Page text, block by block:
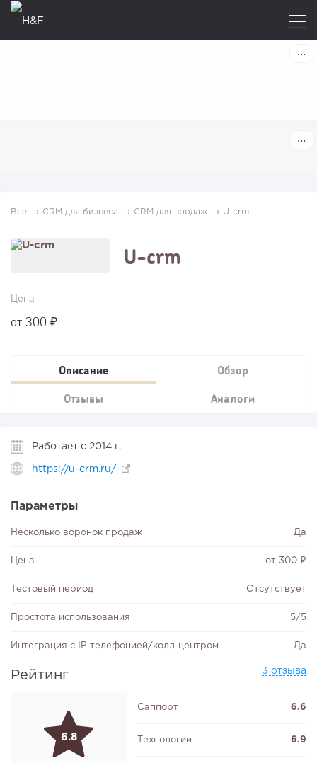
Все → CRM для бизнеса → CRM для продаж → U-crm
U-crm
Цена
от 300 ₽
Описание Обзор
Отзывы Аналоги
Работает с 2014 г.
https://u-crm.ru/
Параметры
Несколько воронок продаж Да
Цена от 300 ₽
Тестовый период Отсутствует
Простота использования 5/5
Интеграция с IP телефонией/колл-центром Да
Рейтинг 3 отзыва
6.8
Саппорт 6.6
Технологии 6.9